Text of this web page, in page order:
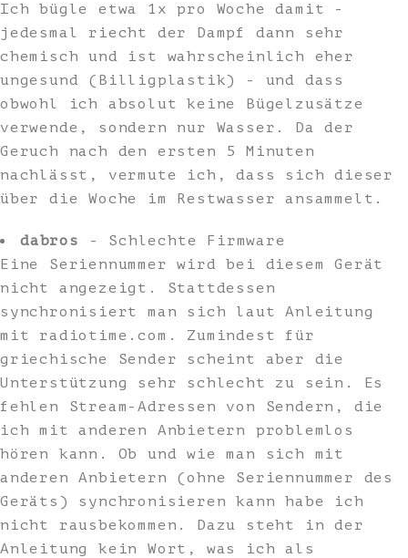
Ich bügle etwa 1x pro Woche damit -
jedesmal riecht der Dampf dann sehr
chemisch und ist wahrscheinlich eher
ungesund (Billigplastik) - und dass
obwohl ich absolut keine Bügelzusätze
verwende, sondern nur Wasser. Da der
Geruch nach den ersten 5 Minuten
nachlässt, vermute ich, dass sich dieser
über die Woche im Restwasser ansammelt.
dabros
- Schlechte Firmware
Eine Seriennummer wird bei diesem Gerät
nicht angezeigt. Stattdessen
synchronisiert man sich laut Anleitung
mit radiotime.com. Zumindest für
griechische Sender scheint aber die
Unterstützung sehr schlecht zu sein. Es
fehlen Stream-Adressen von Sendern, die
ich mit anderen Anbietern problemlos
hören kann. Ob und wie man sich mit
anderen Anbietern (ohne Seriennummer des
Geräts) synchronisieren kann habe ich
nicht rausbekommen. Dazu steht in der
Anleitung kein Wort, was ich als